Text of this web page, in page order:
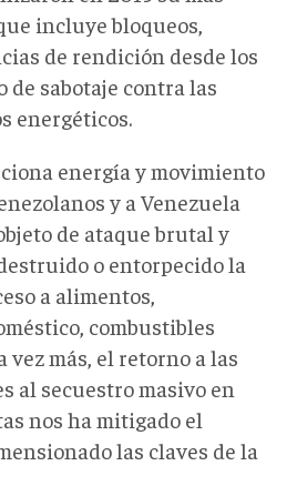
incluye bloqueos,
de rendición desde los
de sabotaje contra las
energéticos.
energía y movimiento
y a Venezuela
de ataque brutal y
o entorpecido la
a alimentos,
combustibles
vez más, el retorno a las
al secuestro masivo en
nos ha mitigado el
las claves de la